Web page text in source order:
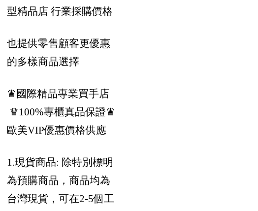
型精品店 行業採購價格
也提供零售顧客更優惠
的多樣商品選擇
♛國際精品專業買手店
♛100%專櫃真品保證♛
歐美VIP優惠價格供應
1.現貨商品: 除特別標明
為預購商品，商品均為
台灣現貨，可在2-5個工